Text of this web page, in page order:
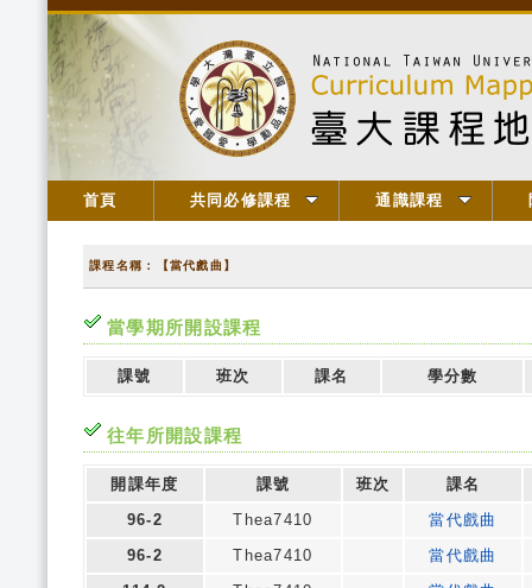
首頁 共同必修課程 通識課程
課程名稱：【當代戲曲】
當學期所開設課程
課號 班次 課名 學分數
往年所開設課程
開課年度 課號 班次
課名
96-2
Thea7410
當代戲曲
96-2
Thea7410
當代戲曲